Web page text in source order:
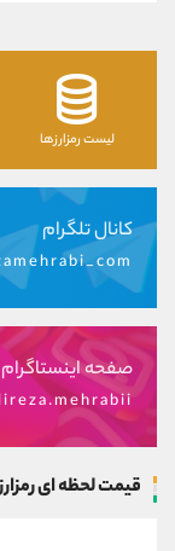
لیست رمزارزها
کانال تلگرام
صفحه اینستاگرام
قیمت لحظه ای